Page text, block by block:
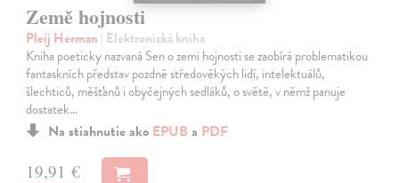
Země hojnosti
Pleij Herman | Elektronická kniha
Kniha poeticky nazvaná Sen o zemi hojnosti se zaobírá problematikou
fantaskních představ pozdně středověkých lidí, intelektuálů,
šlechticů, měšťanů i obyčejných sedláků, o světě, v němž panuje
dostatek…
Na stiahnutie ako EPUB a PDF
19,91 €